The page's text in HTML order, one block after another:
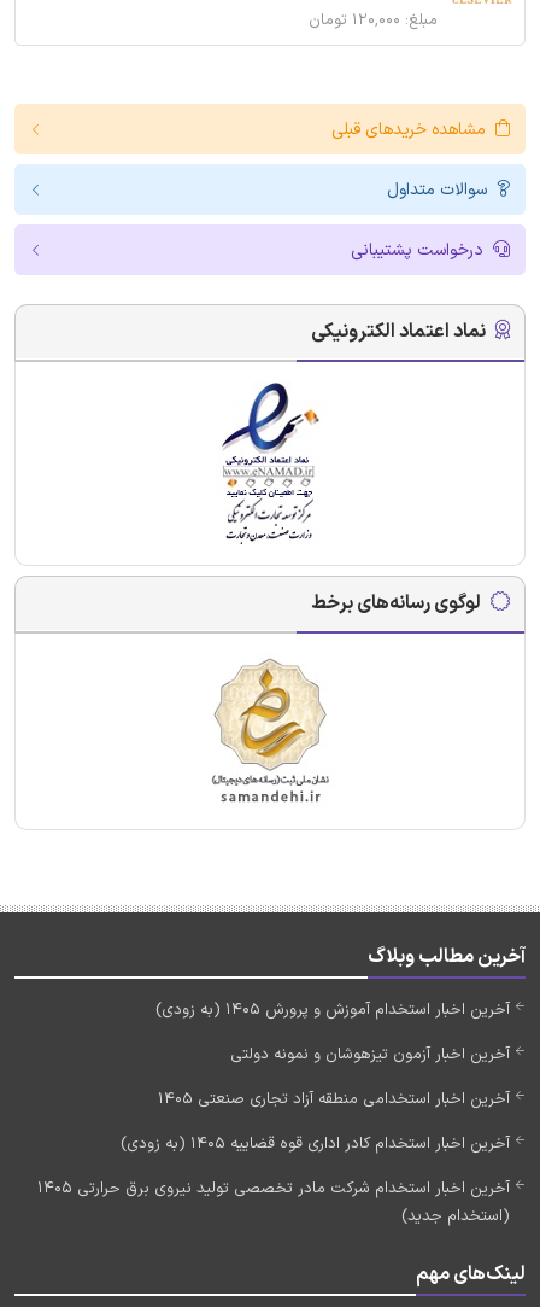
مبلغ: ۱۲۰,۰۰۰ تومان
مشاهده خریدهای قبلی
سوالات متداول
درخواست پشتیبانی
نماد اعتماد الکترونیکی
لوگوی رسانه‌های برخط
آخرین مطالب وبلاگ
آخرین اخبار استخدام آموزش و پرورش 1405 (به زودی)
آخرین اخبار آزمون تیزهوشان و نمونه دولتی
آخرین اخبار استخدامی منطقه آزاد تجاری صنعتی 1405
آخرین اخبار استخدام کادر اداری قوه قضاییه 1405 (به زودی)
آخرین اخبار استخدام شرکت مادر تخصصی تولید نیروی برق حرارتی 1405
(استخدام جدید)
لینک‌های مهم